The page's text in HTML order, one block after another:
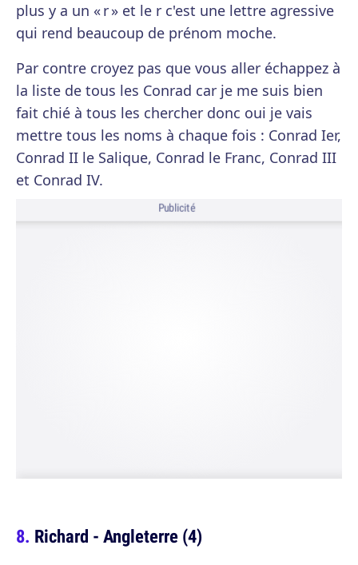
plus y a un « r » et le r c'est une lettre agressive
qui rend beaucoup de prénom moche.
Par contre croyez pas que vous aller échappez à
la liste de tous les Conrad car je me suis bien
fait chié à tous les chercher donc oui je vais
mettre tous les noms à chaque fois : Conrad Ier,
Conrad II le Salique, Conrad le Franc, Conrad III
et Conrad IV.
Publicité
Richard - Angleterre (4)